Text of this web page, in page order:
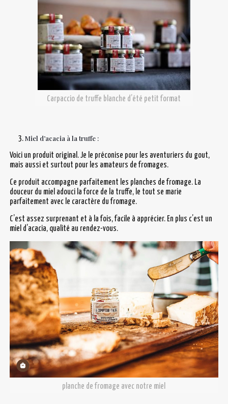
Carpaccio de truffe blanche d’été petit format
Miel d’acacia à la truffe :
Voici un produit original. Je le préconise pour les aventuriers du gout,
mais aussi et surtout pour les amateurs de fromages.
Ce produit accompagne parfaitement les planches de fromage. La
douceur du miel adouci la force de la truffe, le tout se marie
parfaitement avec le caractère du fromage.
C’est assez surprenant et à la fois, facile à apprécier. En plus c’est un
miel d’acacia, qualité au rendez-vous.
planche de fromage avec notre miel